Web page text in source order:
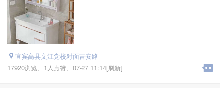
宜宾高县文江党校对面吉安路
17920浏览、 1人点赞、 07-27 11:14[刷新]